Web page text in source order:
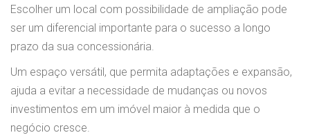
Escolher um local com possibilidade de ampliação pode
ser um diferencial importante para o sucesso a longo
prazo da sua concessionária.
Um espaço versátil, que permita adaptações e expansão,
ajuda a evitar a necessidade de mudanças ou novos
investimentos em um imóvel maior à medida que o
negócio cresce.